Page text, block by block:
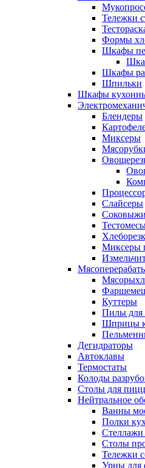
Тележки
Формы
Шкафы
Шкафы
Шпильки
Шкафы
Блендеры
Миксеры
Слайсеры
Миксеры
Куттеры
Пилы для
Шприцы
Дегидраторы
Автоклавы
Термостаты
Колоды
Столы для
Нейтральное
Ванны
Полки
Стеллажи
Столы
Тележки
Урны для